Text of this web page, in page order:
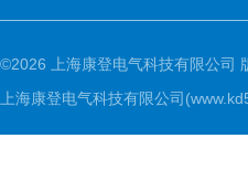
©2026 上海康登电气科技有限公司
上海康登电气科技有限公司